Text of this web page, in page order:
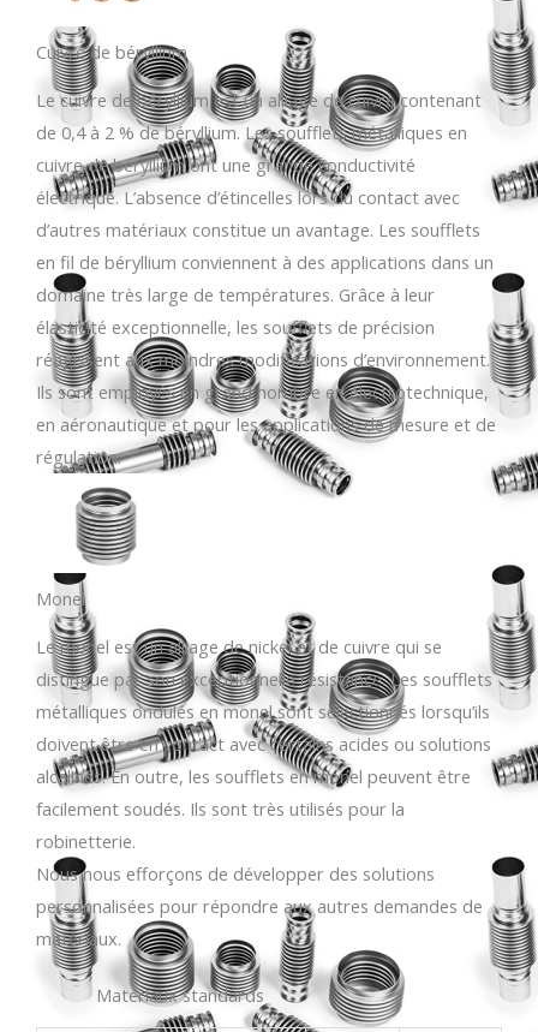
Cuivre de béryllium
Le cuivre de béryllium est un alliage de cuivre contenant
de 0,4 à 2 % de béryllium. Les soufflets métalliques en
cuivre de béryllium ont une grande conductivité
électrique. L’absence d’étincelles lors du contact avec
d’autres matériaux constitue un avantage. Les soufflets
en fil de béryllium conviennent à des applications dans un
domaine très large de températures. Grâce à leur
élasticité exceptionnelle, les soufflets de précision
réagissent aux moindres modifications d’environnement.
Ils sont employés en grand nombre en électrotechnique,
en aéronautique et pour les applications de mesure et de
régulation.
Monel
Le monel est un alliage de nickel et de cuivre qui se
distingue par son exceptionnelle résistance. Les soufflets
métalliques ondulés en monel sont sélectionnés lorsqu’ils
doivent être en contact avec certains acides ou solutions
alcalines. En outre, les soufflets en monel peuvent être
facilement soudés. Ils sont très utilisés pour la
robinetterie.
Nous nous efforçons de développer des solutions
personnalisées pour répondre aux autres demandes de
matériaux.
Matériaux standards